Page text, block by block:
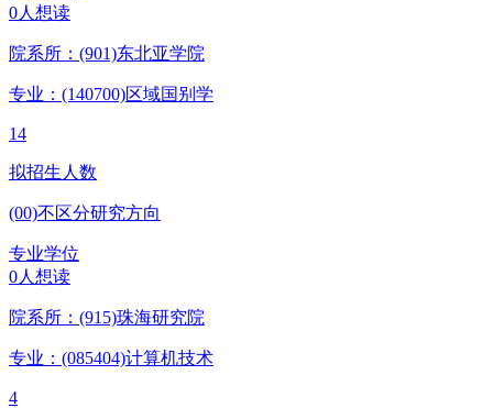
0人想读
院系所：(901)东北亚学院
专业：(140700)区域国别学
14
拟招生人数
(00)不区分研究方向
专业学位
0人想读
院系所：(915)珠海研究院
专业：(085404)计算机技术
4